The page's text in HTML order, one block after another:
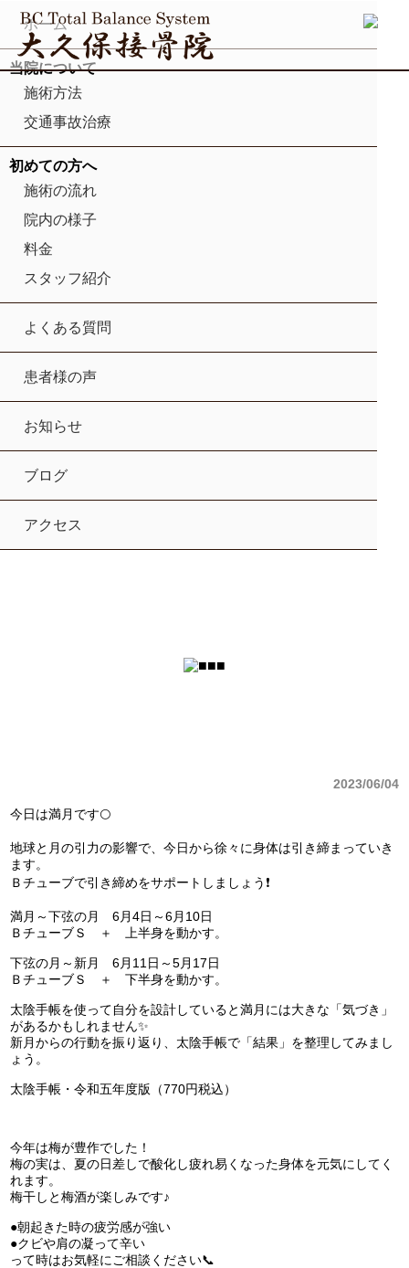
ホーム
当院について
施術方法
交通事故治療
初めての方へ
施術の流れ
院内の様子
料金
スタッフ紹介
よくある質問
患者様の声
お知らせ
ブログ
アクセス
2023/06/04
今日は満月です🌕
地球と月の引力の影響で、今日から徐々に身体は引き締まっていき
ます。
Ｂチューブで引き締めをサポートしましょう❗️
満月～下弦の月 6月4日～6月10日
ＢチューブＳ ＋ 上半身を動かす。
下弦の月～新月 6月11日～5月17日
ＢチューブＳ ＋ 下半身を動かす。
太陰手帳を使って自分を設計していると満月には大きな「気づき」
があるかもしれません✨
新月からの行動を振り返り、太陰手帳で「結果」を整理してみまし
ょう。
太陰手帳・令和五年度版（770円税込）
今年は梅が豊作でした！
梅の実は、夏の日差しで酸化し疲れ易くなった身体を元気にしてく
れます。
梅干しと梅酒が楽しみです♪
●朝起きた時の疲労感が強い
●クビや肩の凝って辛い
って時はお気軽にご相談ください📞